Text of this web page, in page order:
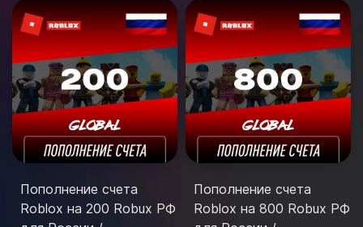
Пополнение счета
Roblox на 200 Robux РФ
Пополнение счета
Roblox на 800 Robux РФ